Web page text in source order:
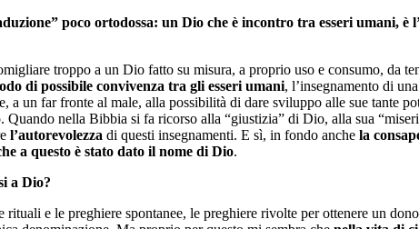
poco ortodossa: un Dio che è incontro tra esseri umani, è
troppo a un Dio fatto su misura, a proprio uso e consumo, da
di possibile convivenza tra gli esseri umani, l’insegnamento di
a un far fronte al male, alla possibilità di dare sviluppo alle sue tante
nella Bibbia si fa ricorso alla “giustizia” di Dio, alla sua
l’autorevolezza di questi insegnamenti. E sì, in fondo anche la
a questo è stato dato il nome di Dio.
a Dio?
e le preghiere spontanee, le preghiere rivolte per ottenere un